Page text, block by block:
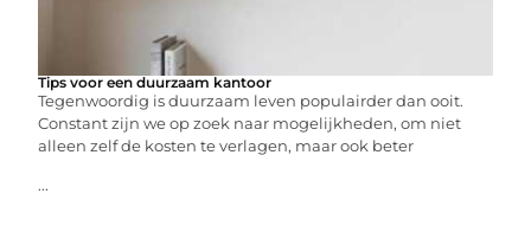
Tips voor een duurzaam kantoor
Tegenwoordig is duurzaam leven populairder dan ooit.
Constant zijn we op zoek naar mogelijkheden, om niet
alleen zelf de kosten te verlagen, maar ook beter
...